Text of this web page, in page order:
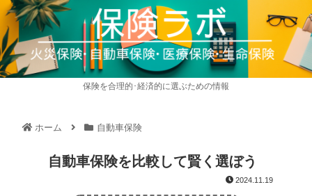
保険を合理的･経済的に選ぶための情報
ホーム 自動車保険
自動車保険を比較して賢く選ぼう
2024.11.19